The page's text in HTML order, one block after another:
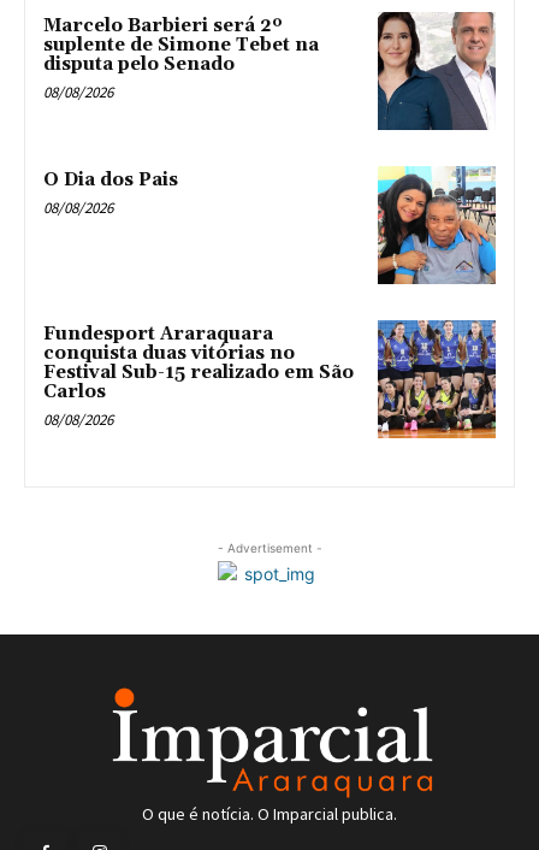
Marcelo Barbieri será 2º
suplente de Simone Tebet na
disputa pelo Senado
08/08/2026
O Dia dos Pais
08/08/2026
Fundesport Araraquara
conquista duas vitórias no
Festival Sub-15 realizado em São
Carlos
08/08/2026
- Advertisement -
O que é notícia. O Imparcial publica.